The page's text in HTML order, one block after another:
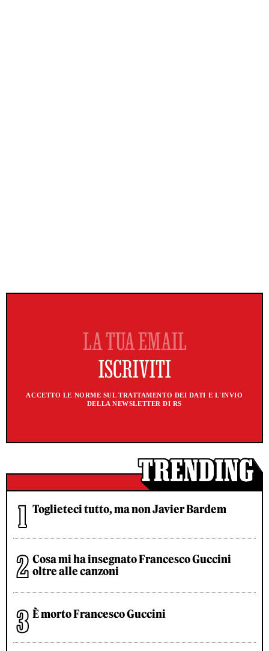
ACCETTO LE NORME SUL TRATTAMENTO DEI DATI E L'INVIO
DELLA NEWSLETTER DI RS
Toglieteci tutto, ma non Javier Bardem
Cosa mi ha insegnato Francesco Guccini
oltre alle canzoni
È morto Francesco Guccini